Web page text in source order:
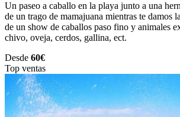
Un paseo a caballo en la playa junto a una
de un trago de mamajuana mientras te damos
de un show de caballos paso fino y animales
chivo, oveja, cerdos, gallina, ect.
Desde 60€
Top ventas